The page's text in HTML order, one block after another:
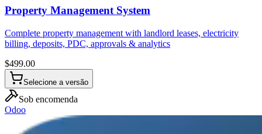
Property Management System
Complete property management with landlord leases, electricity
billing, deposits, PDC, approvals & analytics
$499.00
Selecione a versão
Sob encomenda
Odoo